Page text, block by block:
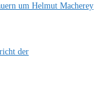
um Helmut Macherey
der